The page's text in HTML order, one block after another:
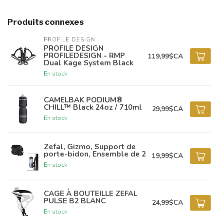
Produits connexes
PROFILE DESIGN
PROFILE DESIGN
PROFILEDESIGN - RMP
Dual Kage System Black
En stock
119,99$CA
CAMELBAK PODIUM®
CHILL™ Black 24oz / 710ml
En stock
29,99$CA
Zefal, Gizmo, Support de
porte-bidon, Ensemble de 2
En stock
19,99$CA
CAGE À BOUTEILLE ZEFAL
PULSE B2 BLANC
En stock
24,99$CA